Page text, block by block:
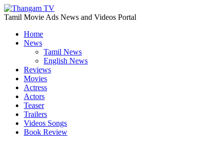
Tamil Movie Ads News and Videos Portal
Home
News
Tamil News
English News
Reviews
Movies
Actress
Actors
Teaser
Trailers
Videos Songs
Book Review